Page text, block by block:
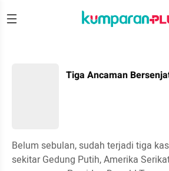
Tiga Ancaman
Belum sebulan, sudah terjadi tiga
sekitar Gedung Putih, Amerika